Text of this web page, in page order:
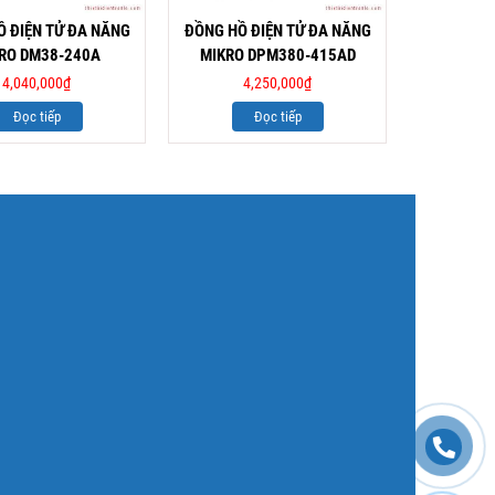
ĐIỆN TỬ ĐA NĂNG
DM38-240A
4,040,000₫
Đọc tiếp
ĐỒNG HỒ ĐIỆN TỬ ĐA NĂNG
MIKRO DPM380-415AD
4,250,000₫
Đọc tiếp